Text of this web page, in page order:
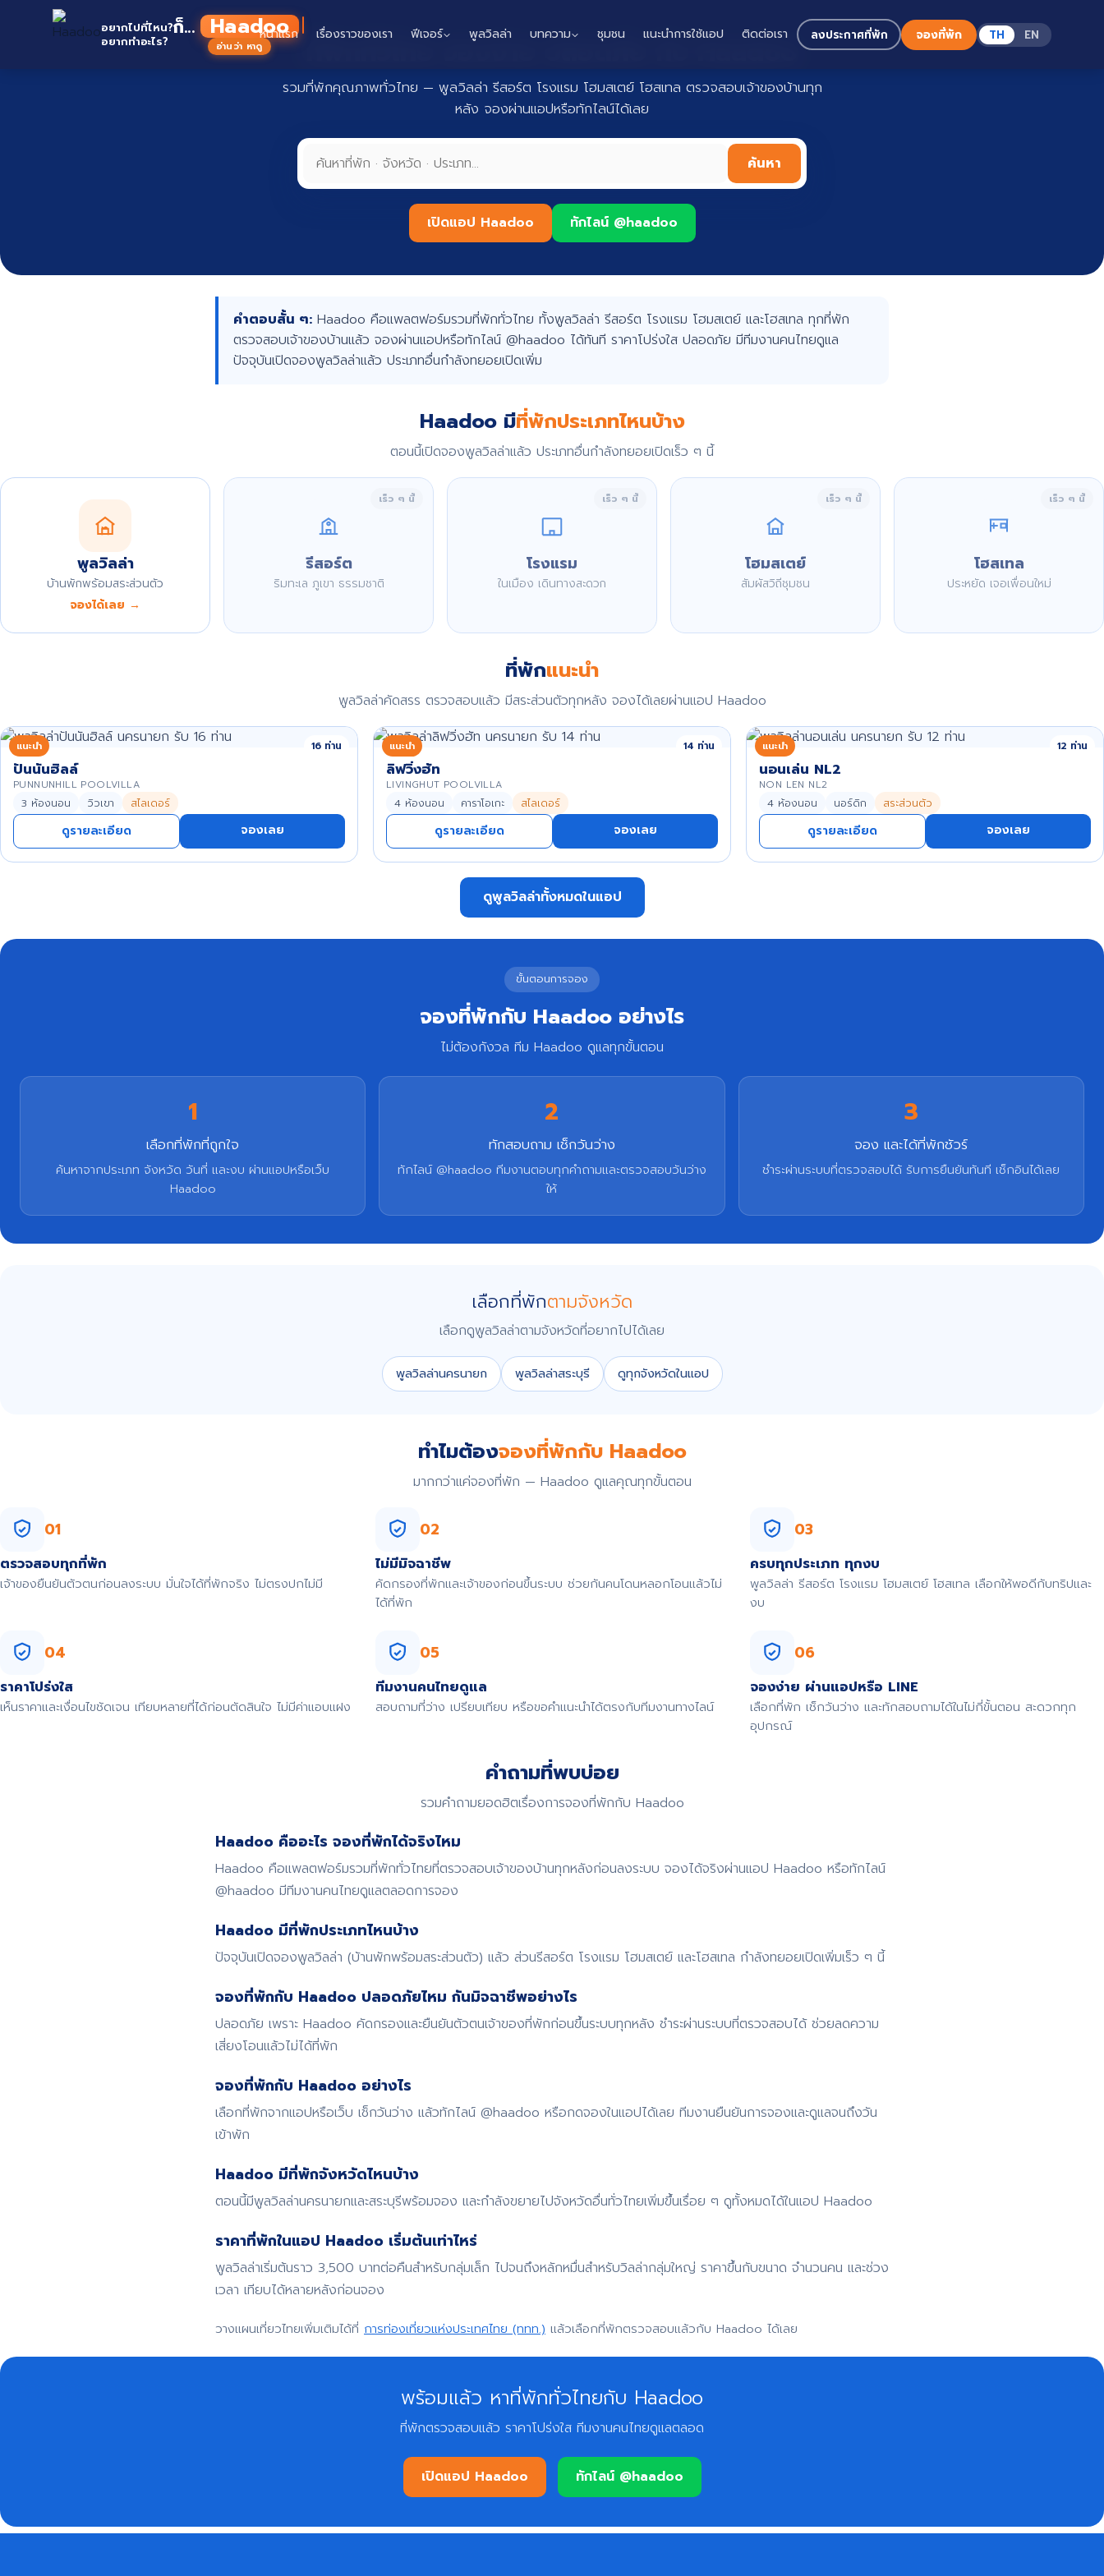
อยากไปที่ไหน?
อยากทำอะไร?
ก็... Haad
อ่านว่า หาดู
หน้าแรก เรื่องราวของเรา ฟีเจอร์ พูลวิลล่า บทความ ชุมชน แนะนำการใช้แอป ติดต่อเรา ลงประกาศที่พัก จองที่พัก TH EN
ที่พักทั่วไทย จองง่าย ปลอดภัย กับ Haadoo
รวมที่พักคุณภาพทั่วไทย — พูลวิลล่า รีสอร์ต โรงแรม โฮมสเตย์ โฮสเทล ตรวจสอบเจ้าของบ้านทุก
หลัง จองผ่านแอปหรือทักไลน์ได้เลย
ค้นหา
เปิดแอป Haadoo ทักไลน์ @haadoo
คำตอบสั้น ๆ: Haadoo คือแพลตฟอร์มรวมที่พักทั่วไทย ทั้งพูลวิลล่า รีสอร์ต โรงแรม โฮมสเตย์ และโฮสเทล ทุกที่พัก
ตรวจสอบเจ้าของบ้านแล้ว จองผ่านแอปหรือทักไลน์ @haadoo ได้ทันที ราคาโปร่งใส ปลอดภัย มีทีมงานคนไทยดูแล
ปัจจุบันเปิดจองพูลวิลล่าแล้ว ประเภทอื่นกำลังทยอยเปิดเพิ่ม
Haadoo มีที่พักประเภทไหนบ้าง
ตอนนี้เปิดจองพูลวิลล่าแล้ว ประเภทอื่นกำลังทยอยเปิดเร็ว ๆ นี้
พูลวิลล่า
บ้านพักพร้อมสระส่วนตัว
จองได้เลย →
เร็ว ๆ นี้
รีสอร์ต
ริมทะเล ภูเขา ธรรมชาติ
เร็ว ๆ นี้
โรงแรม
ในเมือง เดินทางสะดวก
เร็ว ๆ นี้
โฮมสเตย์
สัมผัสวิถีชุมชน
เร็ว ๆ นี้
โฮสเทล
ประหยัด เจอเพื่อนใหม่
ที่พักแนะนำ
พูลวิลล่าคัดสรร ตรวจสอบแล้ว มีสระส่วนตัวทุกหลัง จองได้เลยผ่านแอป Haadoo
แนะนำ 16 ท่าน
ปันนันฮิลล์
PUNNUNHILL POOLVILLA
3 ห้องนอน วิวเขา สไลเดอร์
ดูรายละเอียด จองเลย
แนะนำ 14 ท่าน
ลิฟวิ่งฮัท
LIVINGHUT POOLVILLA
4 ห้องนอน คาราโอเกะ สไลเดอร์
ดูรายละเอียด จองเลย
แนะนำ 12 ท่าน
นอนเล่น NL2
NON LEN NL2
4 ห้องนอน นอร์ดิก สระส่วนตัว
ดูรายละเอียด จองเลย
ดูพูลวิลล่าทั้งหมดในแอป
ขั้นตอนการจอง
จองที่พักกับ Haadoo อย่างไร
ไม่ต้องกังวล ทีม Haadoo ดูแลทุกขั้นตอน
1
เลือกที่พักที่ถูกใจ
ค้นหาจากประเภท จังหวัด วันที่ และงบ ผ่านแอปหรือเว็บ
Haadoo
2
ทักสอบถาม เช็กวันว่าง
ทักไลน์ @haadoo ทีมงานตอบทุกคำถามและตรวจสอบวันว่าง
ให้
3
จอง และได้ที่พักชัวร์
ชำระผ่านระบบที่ตรวจสอบได้ รับการยืนยันทันที เช็กอินได้เลย
เลือกที่พักตามจังหวัด
เลือกดูพูลวิลล่าตามจังหวัดที่อยากไปได้เลย
พูลวิลล่านครนายก พูลวิลล่าสระบุรี ดูทุกจังหวัดในแอป
ทำไมต้องจองที่พักกับ Haadoo
มากกว่าแค่จองที่พัก — Haadoo ดูแลคุณทุกขั้นตอน
01
ตรวจสอบทุกที่พัก
เจ้าของยืนยันตัวตนก่อนลงระบบ มั่นใจได้ที่พักจริง ไม่ตรงปกไม่มี
02
ไม่มีมิจฉาชีพ
คัดกรองที่พักและเจ้าของก่อนขึ้นระบบ ช่วยกันคนโดนหลอกโอนแล้วไม่
ได้ที่พัก
03
ครบทุกประเภท ทุกงบ
พูลวิลล่า รีสอร์ต โรงแรม โฮมสเตย์ โฮสเทล เลือกให้พอดีกับทริปและ
งบ
04
ราคาโปร่งใส
เห็นราคาและเงื่อนไขชัดเจน เทียบหลายที่ได้ก่อนตัดสินใจ ไม่มีค่าแอบแฝง
05
ทีมงานคนไทยดูแล
สอบถามที่ว่าง เปรียบเทียบ หรือขอคำแนะนำได้ตรงกับทีมงานทางไลน์
06
จองง่าย ผ่านแอปหรือ LINE
เลือกที่พัก เช็กวันว่าง และทักสอบถามได้ในไม่กี่ขั้นตอน สะดวกทุก
อุปกรณ์
คำถามที่พบบ่อย
รวมคำถามยอดฮิตเรื่องการจองที่พักกับ Haadoo
Haadoo คืออะไร จองที่พักได้จริงไหม
Haadoo คือแพลตฟอร์มรวมที่พักทั่วไทยที่ตรวจสอบเจ้าของบ้านทุกหลังก่อนลงระบบ จองได้จริงผ่านแอป Haadoo หรือทักไลน์
@haadoo มีทีมงานคนไทยดูแลตลอดการจอง
Haadoo มีที่พักประเภทไหนบ้าง
ปัจจุบันเปิดจองพูลวิลล่า (บ้านพักพร้อมสระส่วนตัว) แล้ว ส่วนรีสอร์ต โรงแรม โฮมสเตย์ และโฮสเทล กำลังทยอยเปิดเพิ่มเร็ว ๆ นี้
จองที่พักกับ Haadoo ปลอดภัยไหม กันมิจฉาชีพอย่างไร
ปลอดภัย เพราะ Haadoo คัดกรองและยืนยันตัวตนเจ้าของที่พักก่อนขึ้นระบบทุกหลัง ชำระผ่านระบบที่ตรวจสอบได้ ช่วยลดความ
เสี่ยงโอนแล้วไม่ได้ที่พัก
จองที่พักกับ Haadoo อย่างไร
เลือกที่พักจากแอปหรือเว็บ เช็กวันว่าง แล้วทักไลน์ @haadoo หรือกดจองในแอปได้เลย ทีมงานยืนยันการจองและดูแลจนถึงวัน
เข้าพัก
Haadoo มีที่พักจังหวัดไหนบ้าง
ตอนนี้มีพูลวิลล่านครนายกและสระบุรีพร้อมจอง และกำลังขยายไปจังหวัดอื่นทั่วไทยเพิ่มขึ้นเรื่อย ๆ ดูทั้งหมดได้ในแอป Haadoo
ราคาที่พักในแอป Haadoo เริ่มต้นเท่าไหร่
พูลวิลล่าเริ่มต้นราว 3,500 บาทต่อคืนสำหรับกลุ่มเล็ก ไปจนถึงหลักหมื่นสำหรับวิลล่ากลุ่มใหญ่ ราคาขึ้นกับขนาด จำนวนคน และช่วง
เวลา เทียบได้หลายหลังก่อนจอง
วางแผนเที่ยวไทยเพิ่มเติมได้ที่ การท่องเที่ยวแห่งประเทศไทย (ททท.) แล้วเลือกที่พักตรวจสอบแล้วกับ Haadoo ได้เลย
พร้อมแล้ว หาที่พักทั่วไทยกับ Haadoo
ที่พักตรวจสอบแล้ว ราคาโปร่งใส ทีมงานคนไทยดูแลตลอด
เปิดแอป Haadoo ทักไลน์ @haadoo